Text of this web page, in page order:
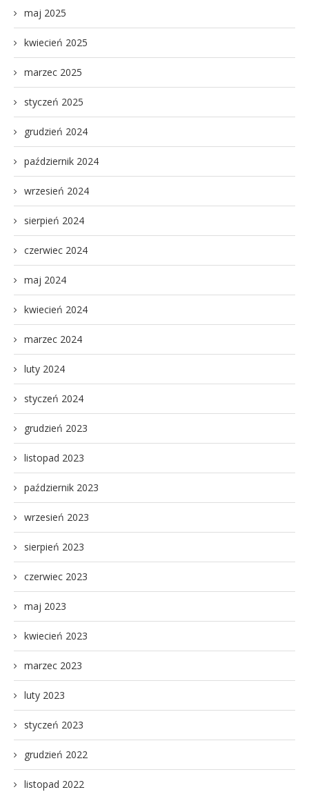
maj 2025
kwiecień 2025
marzec 2025
styczeń 2025
grudzień 2024
październik 2024
wrzesień 2024
sierpień 2024
czerwiec 2024
maj 2024
kwiecień 2024
marzec 2024
luty 2024
styczeń 2024
grudzień 2023
listopad 2023
październik 2023
wrzesień 2023
sierpień 2023
czerwiec 2023
maj 2023
kwiecień 2023
marzec 2023
luty 2023
styczeń 2023
grudzień 2022
listopad 2022